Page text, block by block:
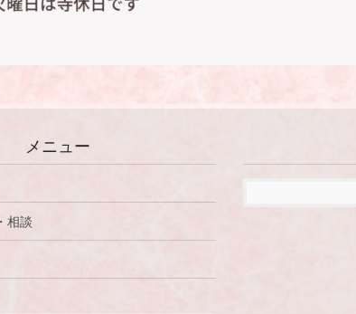
メニュー
相談